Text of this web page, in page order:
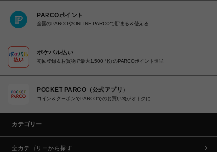
PARCOポイント
全国のPARCOやONLINE PARCOで貯まる＆使える
ポケパル払い
初回登録＆お買物で最大1,500円分のPARCOポイント進呈
POCKET PARCO（公式アプリ）
コイン＆クーポンでPARCOでのお買い物がオトクに
カテゴリー
全カテゴリーから探す